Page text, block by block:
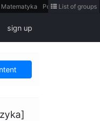
Matematyka Polska
intern
List of groups
sign up